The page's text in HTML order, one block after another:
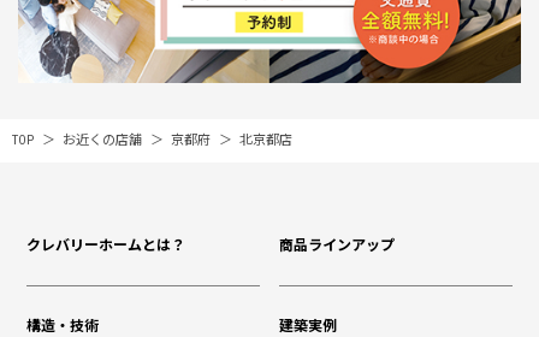
TOP お近くの店舗 京都府 北京都店
クレバリーホームとは？ 商品ラインアップ
構造・技術 建築実例